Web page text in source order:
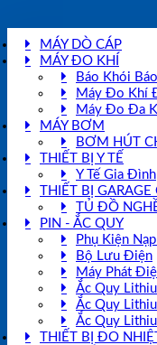
MÁY DÒ CÁP
MÁY ĐO KHÍ
Báo Khói
Máy Đo Khí
Máy Đo Đa
MÁY BƠM
BƠM HÚT
THIẾT BỊ Y TẾ
Y Tế Gia Đình
THIẾT BỊ
TỦ ĐỒ
PIN - ẮC QUY
Phụ Kiện
Bộ Lưu Điện
Máy Phát
Ắc Quy
Ắc Quy
Ắc Quy
THIẾT BỊ ĐO